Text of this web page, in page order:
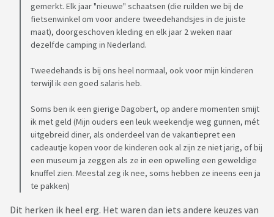
gemerkt. Elk jaar "nieuwe" schaatsen (die ruilden we bij de
fietsenwinkel om voor andere tweedehandsjes in de juiste
maat), doorgeschoven kleding en elk jaar 2 weken naar
dezelfde camping in Nederland.
Tweedehands is bij ons heel normaal, ook voor mijn kinderen
terwijl ik een goed salaris heb.
Soms ben ik een gierige Dagobert, op andere momenten smijt
ik met geld (Mijn ouders een leuk weekendje weg gunnen, mét
uitgebreid diner, als onderdeel van de vakantiepret een
cadeautje kopen voor de kinderen ook al zijn ze niet jarig, of bij
een museum ja zeggen als ze in een opwelling een geweldige
knuffel zien. Meestal zeg ik nee, soms hebben ze ineens een ja
te pakken)
Dit herken ik heel erg. Het waren dan iets andere keuzes van